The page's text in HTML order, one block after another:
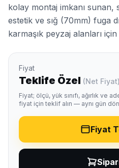
kolay montaj imkanı
estetik ve sığ (70mm) fuga
karmaşık peyzaj alanları için
Fiyat
Teklife Özel (Net Fiyat)
Fiyat; ölçü, yük sınıfı, ağırlık ve
fiyat için teklif alın — aynı gün
Fiyat